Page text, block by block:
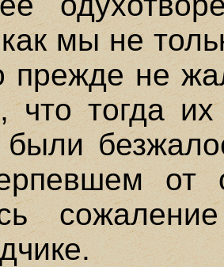
мы не
прежде не
что тогда
были
от